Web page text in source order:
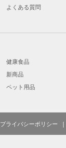
よくある質問
健康食品
新商品
ペット用品
プライバシーポリシー